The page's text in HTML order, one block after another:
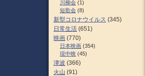
川柳会 (1)
短歌会 (8)
新型コロナウイルス (345)
日常生活 (651)
映画 (770)
日本映画 (354)
現中映 (45)
津波 (366)
火山 (91)